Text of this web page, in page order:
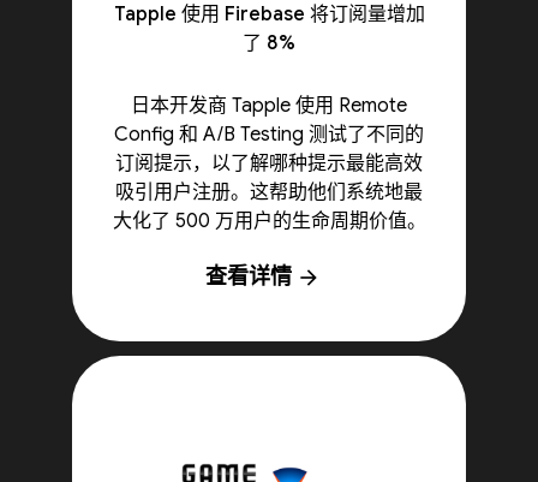
Tapple 使用 Firebase 将订阅量增加
了 8%
日本开发商 Tapple 使用 Remote
Config 和 A/B Testing 测试了不同的
订阅提示，以了解哪种提示最能高效
吸引用户注册。这帮助他们系统地最
大化了 500 万用户的生命周期价值。
查看详情 arrow_forward